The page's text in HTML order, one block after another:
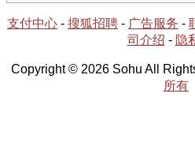
支付中心 - 搜狐招聘 - 广告服务 -
司介绍 - 隐
Copyright © 2026 Sohu All
所有